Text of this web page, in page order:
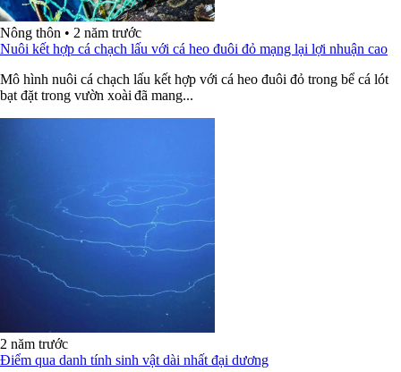
Nông thôn • 2 năm trước
Nuôi kết hợp cá chạch lấu với cá heo đuôi đỏ mạng lại lợi nhuận cao
Mô hình nuôi cá chạch lấu kết hợp với cá heo đuôi đỏ trong bể cá lót
bạt đặt trong vườn xoài đã mang...
2 năm trước
Điểm qua danh tính sinh vật dài nhất đại dương